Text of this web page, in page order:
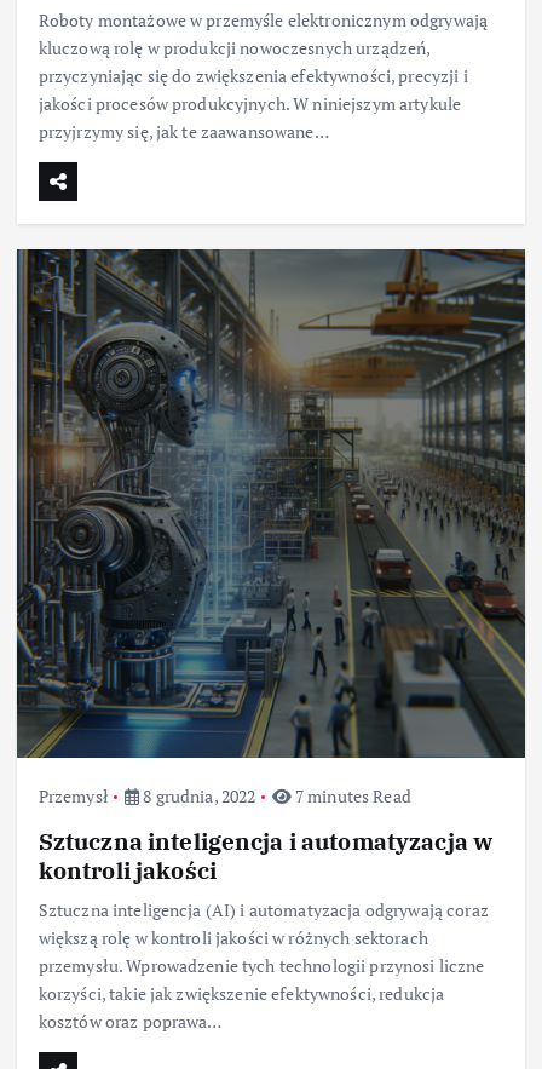
Roboty montażowe w przemyśle elektronicznym odgrywają
kluczową rolę w produkcji nowoczesnych urządzeń,
przyczyniając się do zwiększenia efektywności, precyzji i
jakości procesów produkcyjnych. W niniejszym artykule
przyjrzymy się, jak te zaawansowane…
Przemysł 8 grudnia, 2022 7 minutes Read
Sztuczna inteligencja i automatyzacja w
kontroli jakości
Sztuczna inteligencja (AI) i automatyzacja odgrywają coraz
większą rolę w kontroli jakości w różnych sektorach
przemysłu. Wprowadzenie tych technologii przynosi liczne
korzyści, takie jak zwiększenie efektywności, redukcja
kosztów oraz poprawa…